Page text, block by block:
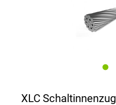
XLC Schaltinnenzug